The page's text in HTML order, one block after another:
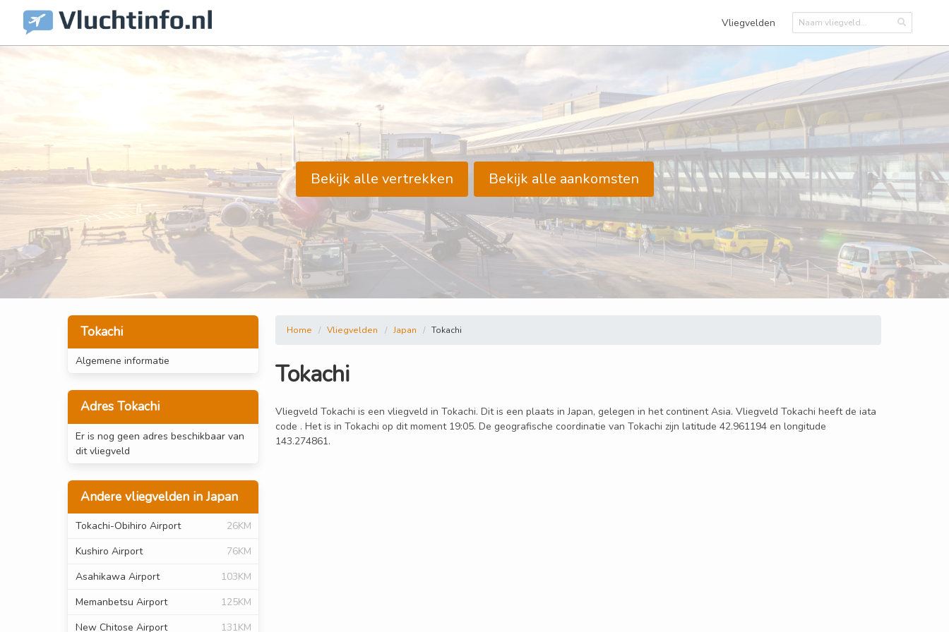
Vliegvelden
Bekijk alle vertrekken Bekijk alle aankomsten
Tokachi
Algemene informatie
Adres Tokachi
Er is nog geen adres beschikbaar van
dit vliegveld
Andere vliegvelden in Japan
Tokachi-Obihiro Airport
26KM
Kushiro Airport
76KM
Asahikawa Airport
103KM
Memanbetsu Airport
125KM
New Chitose Airport
131KM
Home Vliegvelden Japan Tokachi
Tokachi
Vliegveld Tokachi is een vliegveld in Tokachi. Dit is een plaats in Japan, gelegen in het continent Asia. Vliegveld Tokachi heeft de iata
code . Het is in Tokachi op dit moment 19:05. De geografische coordinatie van Tokachi zijn latitude 42.961194 en longitude
143.274861.